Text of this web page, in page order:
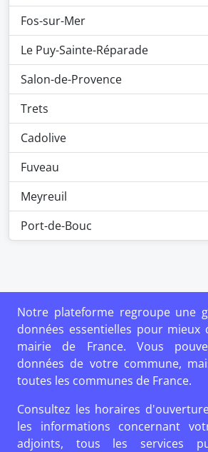
Fos-sur-Mer
Le Puy-Sainte-Réparade
Salon-de-Provence
Trets
Cadolive
Fuveau
Meyreuil
Port-de-Bouc
Notre plateforme regroupe une
données essentielles pour mieux
mairie de France. Vous
données de votre commune,
toutes les communes de France.
Consultez les horaires
les informations concernant
adjoints, tous les services